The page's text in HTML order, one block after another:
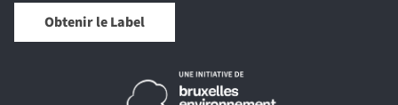
Obtenir le Label